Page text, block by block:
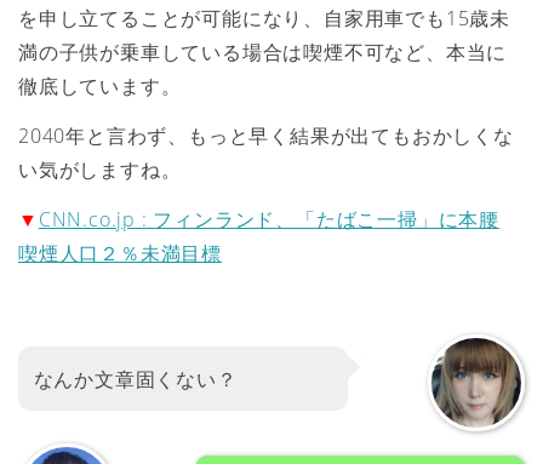
を申し立てることが可能になり、自家用車でも15歳未
満の子供が乗車している場合は喫煙不可など、本当に
徹底しています。
2040年と言わず、もっと早く結果が出てもおかしくな
い気がしますね。
▼ CNN.co.jp : フィンランド、「たばこ一掃」に本腰
喫煙人口２％未満目標
なんか文章固くない？